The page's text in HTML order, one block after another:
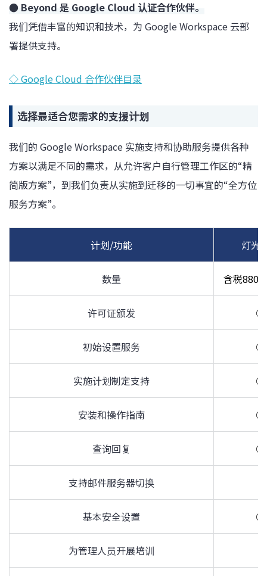
● Beyond 是 Google Cloud 认证合作伙伴。
我们凭借丰富的知识和技术，为 Google Workspace 云部
署提供支持。
◇ Google Cloud 合作伙伴目录
选择最适合您需求的支援计划
我们的 Google Workspace 实施支持和协助服务提供各种
方案以满足不同的需求，从允许客户自行管理工作区的“精
简版方案”，到我们负责从实施到迁移的一切事宜的“全方位
服务方案”。
计划/功能 灯光
数量 含税
许可证颁发 ○
初始设置服务 ○
实施计划制定支持 ○
安装和操作指南 ○
查询回复 ○
支持邮件服务器切换
基本安全设置 ○
为管理人员开展培训